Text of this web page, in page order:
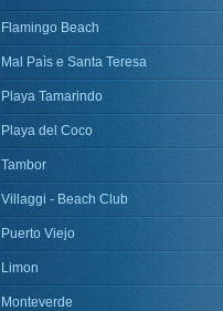
Flamingo Beach
Mal Paìs e Santa Teresa
Playa Tamarindo
Playa del Coco
Tambor
Villaggi - Beach Club
Puerto Viejo
Limon
Monteverde